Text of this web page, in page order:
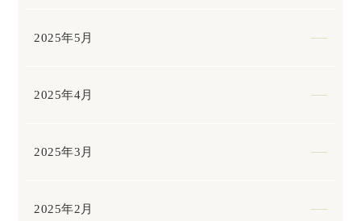
2025年5月
2025年4月
2025年3月
2025年2月